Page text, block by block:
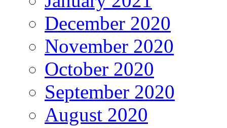
December 2020
November 2020
October 2020
September 2020
August 2020